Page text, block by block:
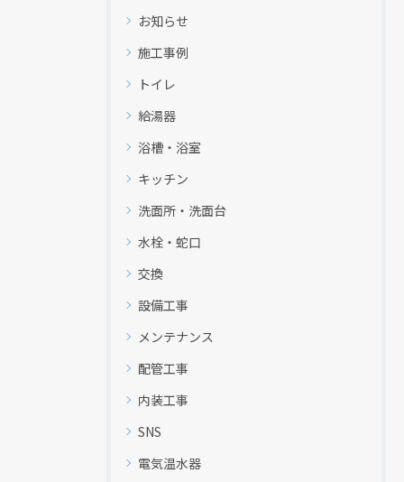
お知らせ
施工事例
トイレ
給湯器
浴槽・浴室
キッチン
洗面所・洗面台
水栓・蛇口
交換
設備工事
メンテナンス
配管工事
内装工事
SNS
電気温水器